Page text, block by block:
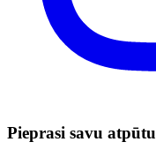
Pieprasi savu atpūtu